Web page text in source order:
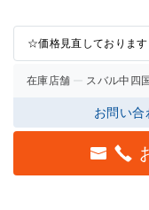
☆価格見直しておりま
在庫店舗 スバル中四
お問い合